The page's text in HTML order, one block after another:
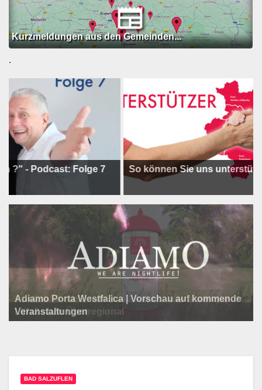
Kurzmeldungen aus den Gemeinden...
.
Podcast: Folge 7 So können Sie uns unterstützen !
Programm der Komödie am Klosterplatz.
Litfaßsäule Überregional
Adiamo Porta Westfalica | Vorschau auf kommende
Veranstaltungen
Litfaßsäule Überregional
Litfaßsäule Überregional
BAD SALZUFLEN